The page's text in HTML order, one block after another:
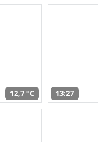
12,7 °C 13:27